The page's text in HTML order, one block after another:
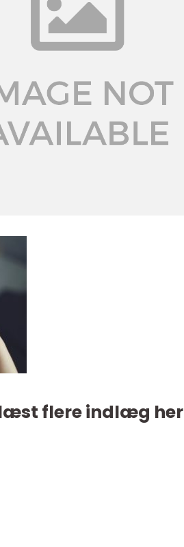
flere indlæg her